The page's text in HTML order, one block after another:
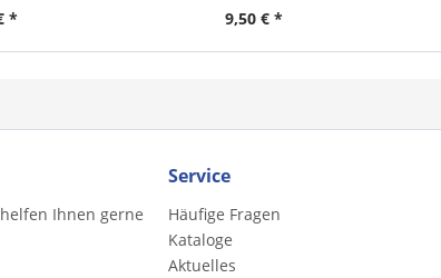
* 9,50 € *
Ihnen gerne
Service
Häufige Fragen
Kataloge
Aktuelles